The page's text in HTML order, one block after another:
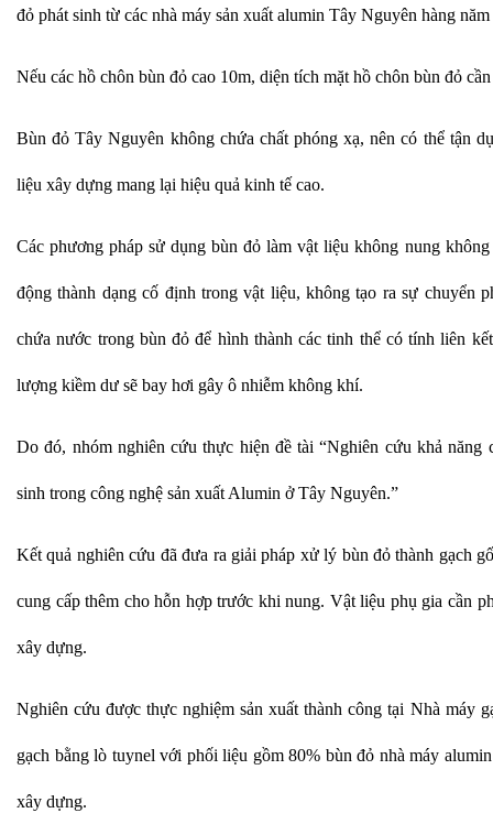
đỏ phát sinh từ các nhà máy sản xuất alumin Tây Nguyên hàng
Nếu các hồ chôn bùn đỏ cao 10m, diện tích mặt hồ chôn bùn đỏ
Bùn đỏTây Nguyên không chứa chất phóng xạ, nên có thể tận
liệu xây dựng mang lại hiệu quả kinh tế cao.
Các phương pháp sử dụng bùn đỏ làm vật liệu không nung
động thành dạng cố định trong vật liệu, không tạo ra sự chuyển
chứa nước trong bùn đỏ để hình thành các tinh thể có tính liên
lượng kiềm dư sẽ bay hơi gây ô nhiễm không khí.
Do đó, nhóm nghiên cứu thực hiện đề tài “Nghiên cứu khả
sinh trong công nghệ sản xuất Alumin ở Tây Nguyên.”
Kết quả nghiên cứu đã đưa ra giải pháp xử lý bùn đỏ thành gạch
cung cấp thêm cho hỗn hợp trước khi nung. Vật liệu phụ gia cần
xây dựng.
Nghiên cứu được thực nghiệm sản xuất thành công tại Nhà máy
gạch bằng lò tuynel với phối liệu gồm 80% bùn đỏ nhà máy
xây dựng.